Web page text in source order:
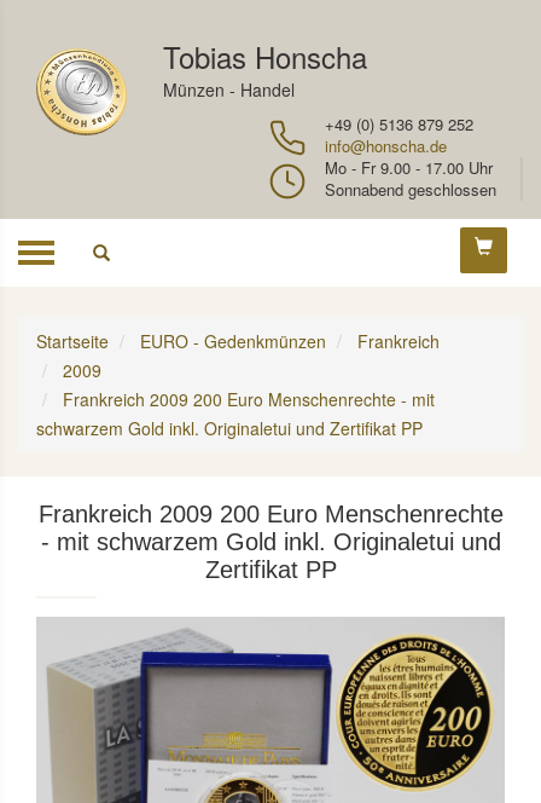
Tobias Honscha
Münzen - Handel
+49 (0) 5136 879 252
info@honscha.de
Mo - Fr 9.00 - 17.00 Uhr
Sonnabend geschlossen
Toggle
Startseite EURO - Gedenkmünzen
Frankreich
2009
Frankreich 2009 200 Euro Menschenrechte - mit
schwarzem Gold inkl. Originaletui und Zertifikat PP
Frankreich 2009 200 Euro Menschenrechte
- mit schwarzem Gold inkl. Originaletui und
Zertifikat PP